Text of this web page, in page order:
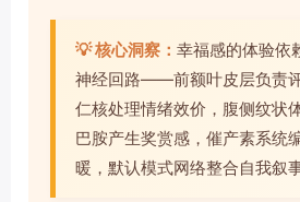
💡 核心洞察： 幸福感的体验依
神经回路——前额叶皮层负责
仁核处理情绪效价，腹侧纹状
巴胺产生奖赏感，催产素系统
暖，默认模式网络整合自我叙